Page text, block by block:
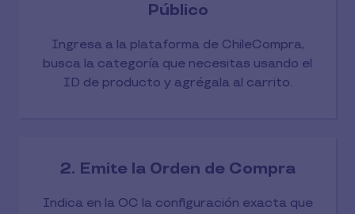
Público
Ingresa a la plataforma de ChileCompra,
busca la categoría que necesitas usando el
ID de producto y agrégala al carrito.
2. Emite la Orden de Compra
Indica en la OC la configuración exacta que